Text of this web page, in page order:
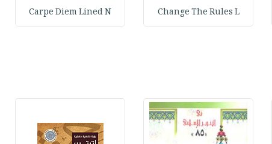
Change The Rules L
Carpe Diem Lined N